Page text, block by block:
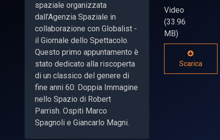
spaziale organizzata
dall’Agenzia Spaziale in
collaborazione con Globalist -
il Giornale dello Spettacolo.
Questo primo appuntamento è
stato dedicato alla riscoperta
di un classico del genere di
fine anni 60: Doppia Immagine
nello Spazio di Robert
Parrish. Ospiti Marco
Spagnoli e Giancarlo Magni.
Video
(33.96
MB)
Scarica